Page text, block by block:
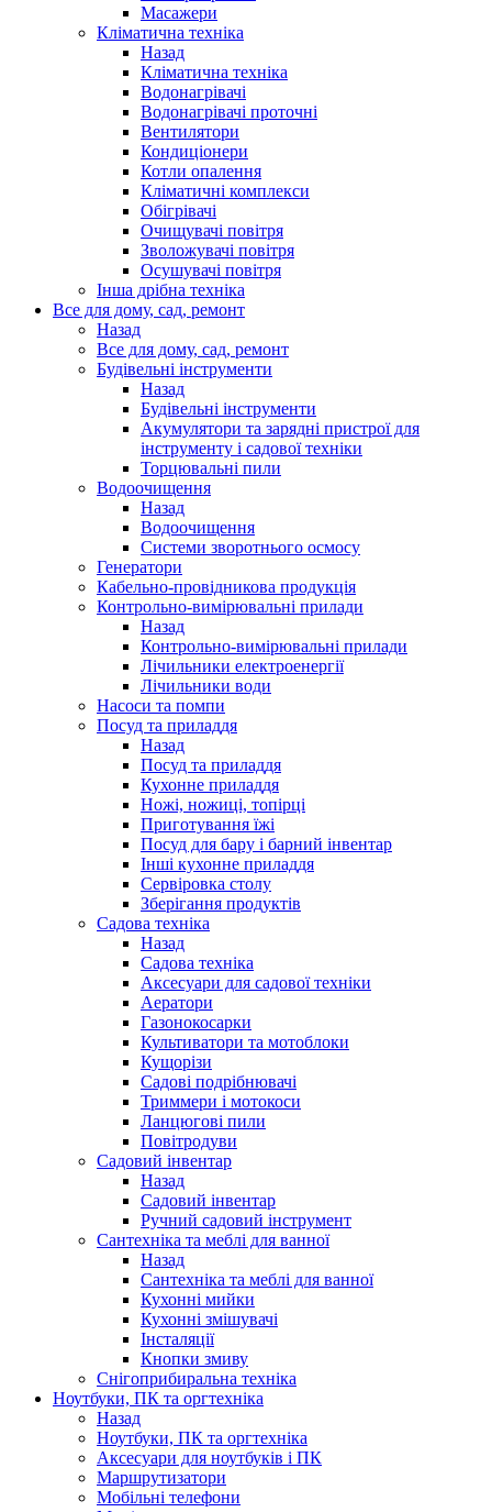
Масажери
Кліматична техніка
Назад
Кліматична техніка
Водонагрівачі
Водонагрівачі проточні
Вентилятори
Кондиціонери
Котли опалення
Кліматичні комплекси
Обігрівачі
Очищувачі повітря
Зволожувачі повітря
Осушувачі повітря
Інша дрібна техніка
Все для дому, сад, ремонт
Назад
Все для дому, сад, ремонт
Будівельні інструменти
Назад
Будівельні інструменти
Акумулятори та зарядні пристрої для
інструменту і садової техніки
Торцювальні пили
Водоочищення
Назад
Водоочищення
Системи зворотнього осмосу
Генератори
Кабельно-провідникова продукція
Контрольно-вимірювальні прилади
Назад
Контрольно-вимірювальні прилади
Лічильники електроенергії
Лічильники води
Насоси та помпи
Посуд та приладдя
Назад
Посуд та приладдя
Кухонне приладдя
Ножі, ножиці, топірці
Приготування їжі
Посуд для бару і барний інвентар
Інші кухонне приладдя
Сервіровка столу
Зберігання продуктів
Садова техніка
Назад
Садова техніка
Аксесуари для садової техніки
Аератори
Газонокосарки
Культиватори та мотоблоки
Кущорізи
Садові подрібнювачі
Триммери і мотокоси
Ланцюгові пили
Повітродуви
Садовий інвентар
Назад
Садовий інвентар
Ручний садовий інструмент
Сантехніка та меблі для ванної
Назад
Сантехніка та меблі для ванної
Кухонні мийки
Кухонні змішувачі
Інсталяції
Кнопки змиву
Снігоприбиральна техніка
Ноутбуки, ПК та оргтехніка
Назад
Ноутбуки, ПК та оргтехніка
Аксесуари для ноутбуків і ПК
Маршрутизатори
Мобільні телефони